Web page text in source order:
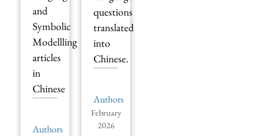
and
Symbolic
Modellling
articles
in
Chinese
Authors
questions
translated
into
Chinese.
Authors
February
2026